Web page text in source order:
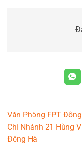
Văn Phòng FPT
Chi Nhánh 21 Hùng
Đông Hà